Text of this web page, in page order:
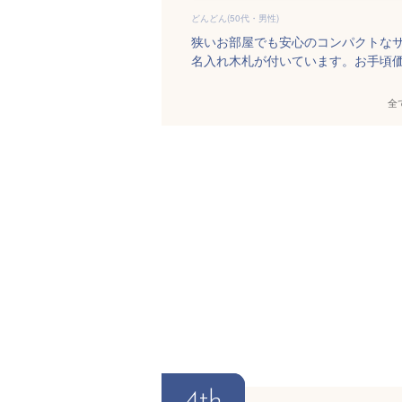
どんどん(50代・男性)
狭いお部屋でも安心のコンパクトな
名入れ木札が付いています。お手頃
全